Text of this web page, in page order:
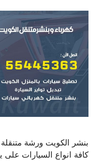
بنشر الكويت ورشة
كافة انواع السيارات